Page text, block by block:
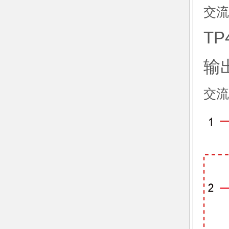
交
输
交